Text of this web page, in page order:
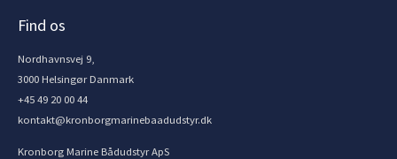
Find os
Nordhavnsvej 9,
3000 Helsingør Danmark
+45 49 20 00 44
kontakt@kronborgmarinebaadudstyr.dk
Kronborg Marine Bådudstyr ApS